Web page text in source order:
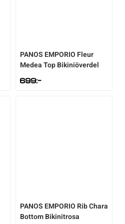
PANOS EMPORIO Fleur
Medea Top Bikiniöverdel
699:-
PANOS EMPORIO Rib Chara
Bottom Bikinitrosa